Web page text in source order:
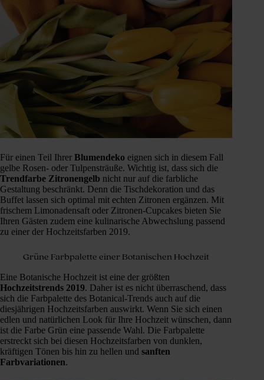
Für einen Teil Ihrer Blumendeko eignen sich in diesem Fall
gelbe Rosen- oder Tulpensträuße. Wichtig ist, dass sich die
Trendfarbe Zitronengelb nicht nur auf die farbliche
Gestaltung beschränkt. Denn die Tischdekoration und das
Buffet lassen sich optimal mit echten Zitronen ergänzen. Mit
frischem Limonadensaft oder Zitronen-Cupcakes bieten Sie
Ihren Gästen zudem eine kulinarische Abwechslung passend
zu einer der Hochzeitsfarben 2019.
Grüne Farbpalette einer Botanischen Hochzeit
Eine Botanische Hochzeit ist eine der größten
Hochzeitstrends 2019. Daher ist es nicht überraschend, dass
sich die Farbpalette des Botanical-Trends auch auf die
diesjährigen Hochzeitsfarben auswirkt. Wenn Sie sich einen
edlen und natürlichen Look für Ihre Hochzeit wünschen, dann
ist die Farbe Grün eine passende Wahl. Die Farbpalette
erstreckt sich bei diesen Hochzeitsfarben von dunklen,
kräftigen Tönen bis hin zu hellen und sanften
Farbvariationen.